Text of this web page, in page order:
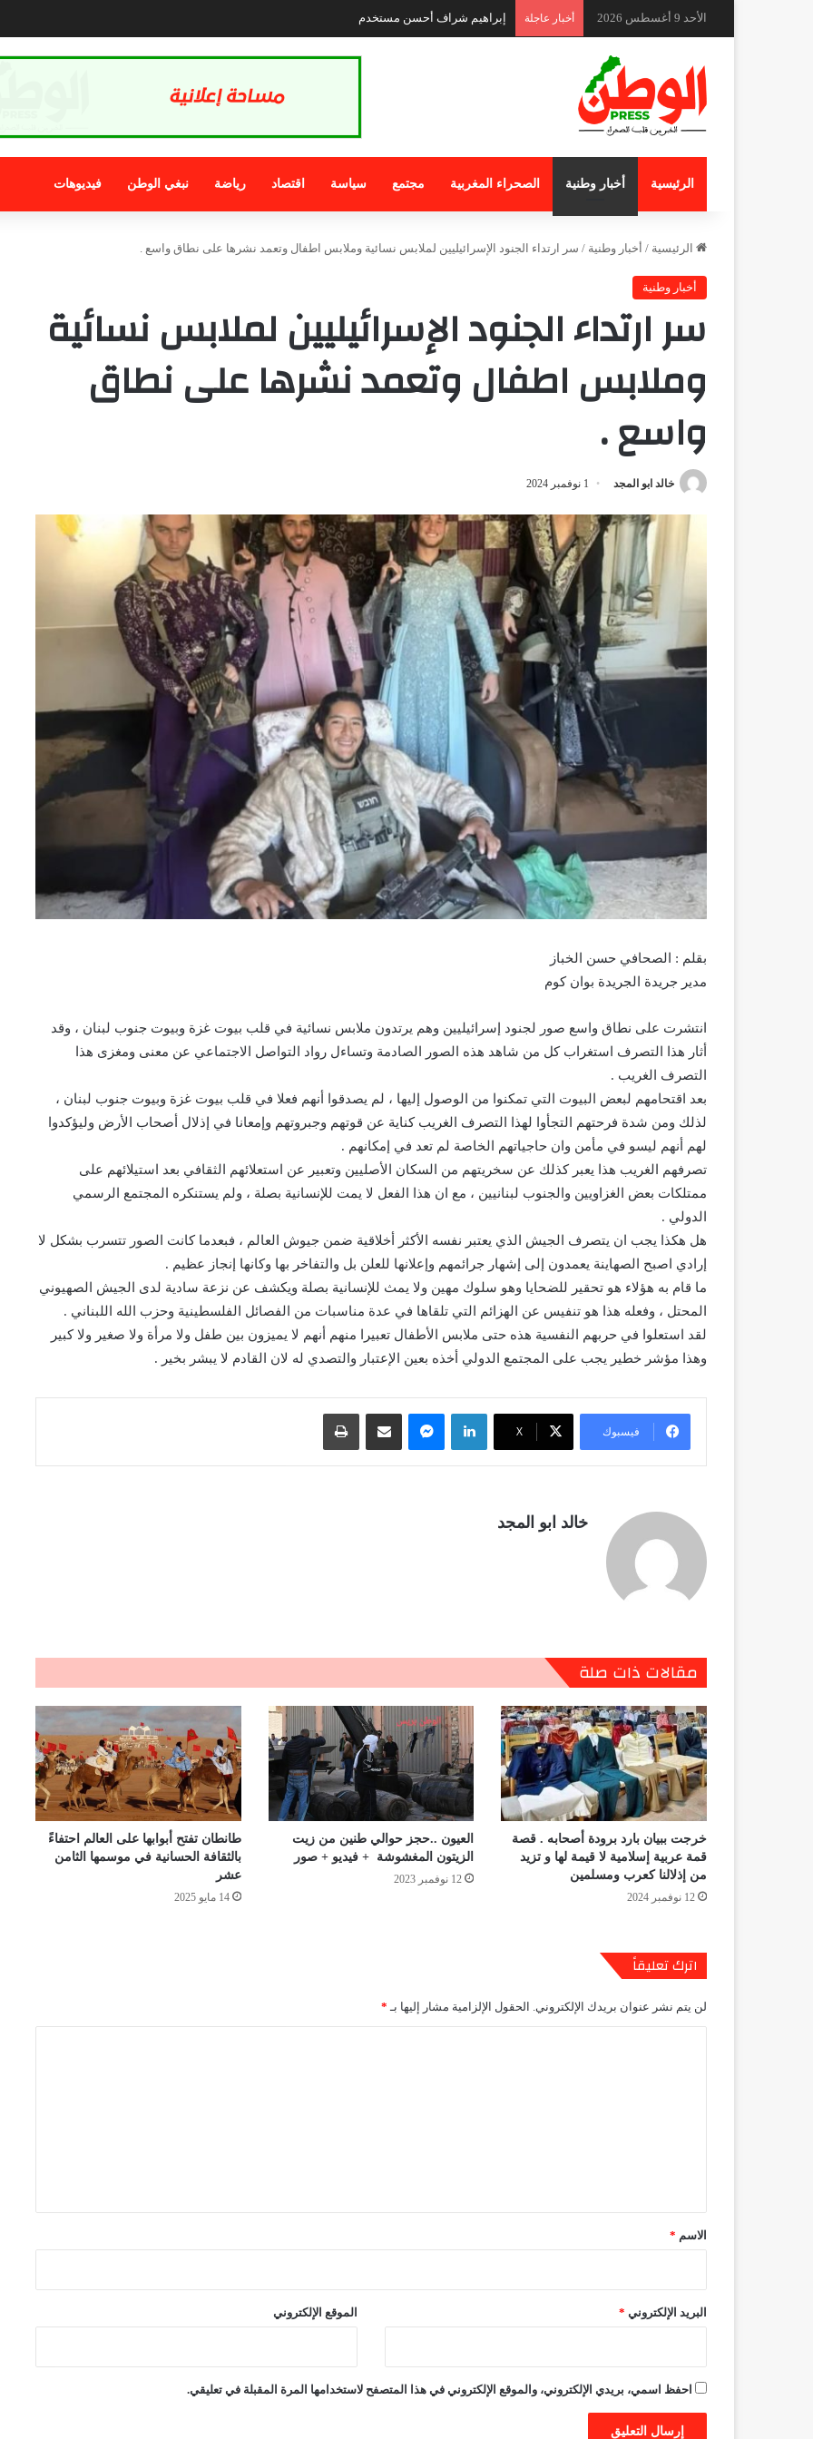
الأحد 9 أغسطس 2026 أخبار عاجلة إبراهيم شراف أحسن مستخدم
الرئيسية أخبار وطنية الصحراء المغربية مجتمع سياسة اقتصاد رياضة نبغي الوطن فيديوهات
الرئيسية / أخبار وطنية / سر ارتداء الجنود الإسرائيليين لملابس نسائية وملابس اطفال وتعمد نشرها على نطاق واسع .
أخبار وطنية
سر ارتداء الجنود الإسرائيليين لملابس نسائية
وملابس اطفال وتعمد نشرها على نطاق
واسع .
خالد ابو المجد 1 نوفمبر 2024
بقلم : الصحافي حسن الخباز
مدير جريدة الجريدة بوان كوم
انتشرت على نطاق واسع صور لجنود إسرائيليين وهم يرتدون ملابس نسائية في قلب بيوت غزة وبيوت جنوب لبنان ، وقد
أثار هذا التصرف استغراب كل من شاهد هذه الصور الصادمة وتساءل رواد التواصل الاجتماعي عن معنى ومغزى هذا
التصرف الغريب .
بعد اقتحامهم لبعض البيوت التي تمكنوا من الوصول إليها ، لم يصدقوا أنهم فعلا في قلب بيوت غزة وبيوت جنوب لبنان ،
لذلك ومن شدة فرحتهم التجأوا لهذا التصرف الغريب كناية عن قوتهم وجبروتهم وإمعانا في إذلال أصحاب الأرض وليؤكدوا
لهم أنهم ليسو في مأمن وان حاجياتهم الخاصة لم تعد في إمكانهم .
تصرفهم الغريب هذا يعبر كذلك عن سخريتهم من السكان الأصليين وتعبير عن استعلائهم الثقافي بعد استيلائهم على
ممتلكات بعض الغزاويين والجنوب لبنانيين ، مع ان هذا الفعل لا يمت للإنسانية بصلة ، ولم يستنكره المجتمع الرسمي
الدولي .
هل هكذا يجب ان يتصرف الجيش الذي يعتبر نفسه الأكثر أخلاقية ضمن جيوش العالم ، فبعدما كانت الصور تتسرب بشكل لا
إرادي اصبح الصهاينة يعمدون إلى إشهار جرائمهم وإعلانها للعلن بل والتفاخر بها وكانها إنجاز عظيم .
ما قام به هؤلاء هو تحقير للضحايا وهو سلوك مهين ولا يمث للإنسانية بصلة ويكشف عن نزعة سادية لدى الجيش الصهيوني
المحتل ، وفعله هذا هو تنفيس عن الهزائم التي تلقاها في عدة مناسبات من الفصائل الفلسطينية وحزب الله اللبناني .
لقد استعلوا في حربهم النفسية هذه حتى ملابس الأطفال تعبيرا منهم أنهم لا يميزون بين طفل ولا مرأة ولا صغير ولا كبير
وهذا مؤشر خطير يجب على المجتمع الدولي أخذه بعين الإعتبار والتصدي له لان القادم لا يبشر بخير .
فيسبوك X
لينكدإن ماسنجر مشاركة عبر البريد طباعة
خالد ابو المجد
مقالات ذات صلة
خرجت ببيان بارد برودة أصحابه . قصة
قمة عربية إسلامية لا قيمة لها و تزيد
من إذلالنا كعرب ومسلمين
12 نوفمبر 2024
العيون ..حجز حوالي طنين من زيت
الزيتون المغشوشة + فيديو + صور
12 نوفمبر 2023
طانطان تفتح أبوابها على العالم احتفاءً
بالثقافة الحسانية في موسمها الثامن
عشر
14 مايو 2025
اترك تعليقاً
لن يتم نشر عنوان بريدك الإلكتروني. الحقول الإلزامية مشار إليها بـ *
*الاسم *
البريد الإلكتروني * الموقع الإلكتروني
احفظ اسمي، بريدي الإلكتروني، والموقع الإلكتروني في هذا المتصفح لاستخدامها المرة المقبلة في تعليقي.